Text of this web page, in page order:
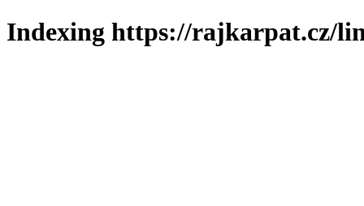
Indexing https://rajkarpat.cz/